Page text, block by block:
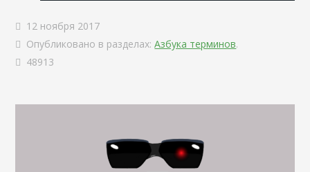
12 ноября 2017
Опубликовано в разделах: Азбука терминов.
48913